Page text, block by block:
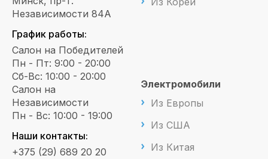
Независимости 84А
График работы:
Салон на Победителей
Пн - Пт: 9:00 - 20:00
Сб-Вс: 10:00 - 20:00
Салон на
Независимости
Пн - Вс: 10:00 - 19:00
Наши контакты:
+375 (29) 689 20 20
Электромобили
Из Европы
Из США
Из Китая